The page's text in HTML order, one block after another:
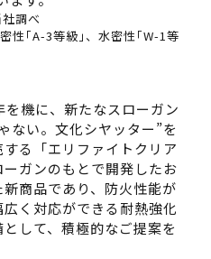
調べ
｢A-3等級｣、水密性｢W-1等
機に、新たなスローガン
ない。文化シヤッター”を
る「エリファイトクリア
ガンのもとで開発したお
商品であり、防火性能が
く対応ができる耐熱強化
して、積極的なご提案を